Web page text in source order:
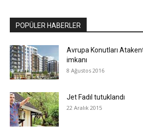
POPÜLER HABERLER
Avrupa Konutları
imkanı
8 Ağustos 2016
Jet Fadıl tutuklandı
22 Aralık 2015